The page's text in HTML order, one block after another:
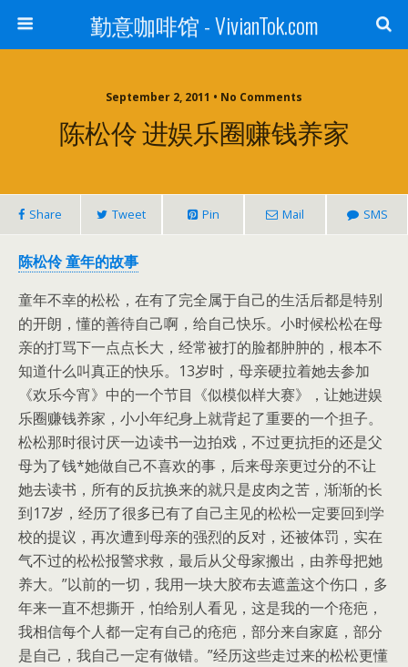
勤意咖啡馆 - VivianTok.com
September 2, 2011 • No Comments
陈松伶 进娱乐圈赚钱养家
Share Tweet Pin Mail SMS
陈松伶 童年的故事
童年不幸的松松，在有了完全属于自己的生活后都是特别
的开朗，懂的善待自己啊，给自己快乐。小时候松松在母
亲的打骂下一点点长大，经常被打的脸都肿肿的，根本不
知道什么叫真正的快乐。13岁时，母亲硬拉着她去参加
《欢乐今宵》中的一个节目《似模似样大赛》，让她进娱
乐圈赚钱养家，小小年纪身上就背起了重要的一个担子。
松松那时很讨厌一边读书一边拍戏，不过更抗拒的还是父
母为了钱*她做自己不喜欢的事，后来母亲更过分的不让
她去读书，所有的反抗换来的就只是皮肉之苦，渐渐的长
到17岁，经历了很多已有了自己主见的松松一定要回到学
校的提议，再次遭到母亲的强烈的反对，还被体罚，实在
气不过的松松报警求救，最后从父母家搬出，由养母把她
养大。”以前的一切，我用一块大胶布去遮盖这个伤口，多
年来一直不想撕开，怕给别人看见，这是我的一个疮疤，
我相信每个人都一定有自己的疮疤，部分来自家庭，部分
是自己，我自己一定有做错。”经历这些走过来的松松更懂